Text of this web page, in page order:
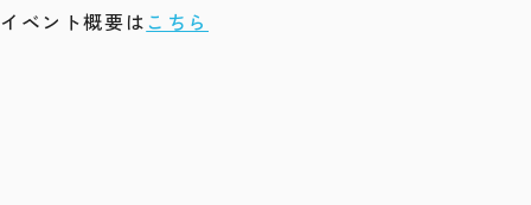
イベント概要は こちら